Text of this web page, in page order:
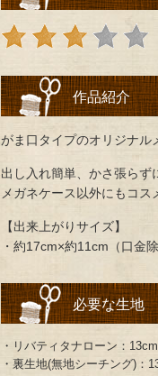
作品紹介
がま口タイプのオリジナル
出し入れ簡単、かさ張らず
メガネケース以外にもコス
【出来上がりサイズ】
・約17cm×約11cm（口金除
必要な生地
・リバティタナローン：13cm
・裏生地(無地シーチング)：